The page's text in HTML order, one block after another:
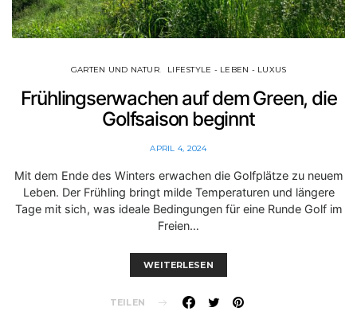
GARTEN UND NATUR LIFESTYLE - LEBEN - LUXUS
Frühlingserwachen auf dem Green, die
Golfsaison beginnt
APRIL 4, 2024
Mit dem Ende des Winters erwachen die Golfplätze zu neuem
Leben. Der Frühling bringt milde Temperaturen und längere
Tage mit sich, was ideale Bedingungen für eine Runde Golf im
Freien…
WEITERLESEN
TEILEN